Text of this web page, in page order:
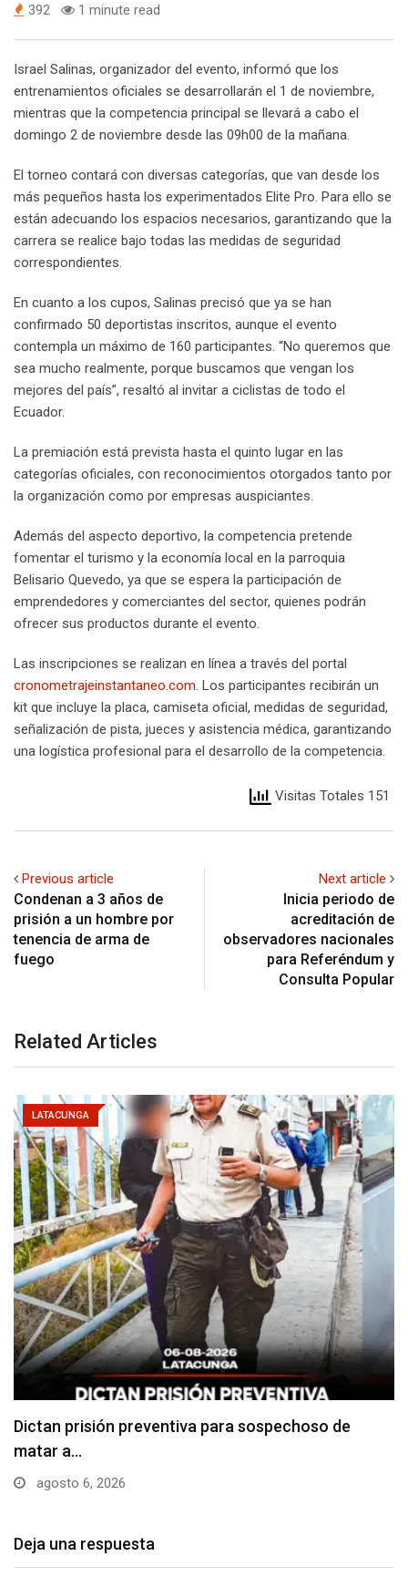
392 1 minute read
Israel Salinas, organizador del evento, informó que los
entrenamientos oficiales se desarrollarán el 1 de noviembre,
mientras que la competencia principal se llevará a cabo el
domingo 2 de noviembre desde las 09h00 de la mañana.
El torneo contará con diversas categorías, que van desde los
más pequeños hasta los experimentados Elite Pro. Para ello se
están adecuando los espacios necesarios, garantizando que la
carrera se realice bajo todas las medidas de seguridad
correspondientes.
En cuanto a los cupos, Salinas precisó que ya se han
confirmado 50 deportistas inscritos, aunque el evento
contempla un máximo de 160 participantes. “No queremos que
sea mucho realmente, porque buscamos que vengan los
mejores del país”, resaltó al invitar a ciclistas de todo el
Ecuador.
La premiación está prevista hasta el quinto lugar en las
categorías oficiales, con reconocimientos otorgados tanto por
la organización como por empresas auspiciantes.
Además del aspecto deportivo, la competencia pretende
fomentar el turismo y la economía local en la parroquia
Belisario Quevedo, ya que se espera la participación de
emprendedores y comerciantes del sector, quienes podrán
ofrecer sus productos durante el evento.
Las inscripciones se realizan en línea a través del portal
cronometrajeinstantaneo.com. Los participantes recibirán un
kit que incluye la placa, camiseta oficial, medidas de seguridad,
señalización de pista, jueces y asistencia médica, garantizando
una logística profesional para el desarrollo de la competencia.
Visitas Totales 151
Previous article
Condenan a 3 años de
prisión a un hombre por
tenencia de arma de
fuego
Next article
Inicia periodo de
acreditación de
observadores nacionales
para Referéndum y
Consulta Popular
Related Articles
LATACUNGA
Usuarios madrugan y hacen largas filas para
obtener…
agosto 6, 2026
Deja una respuesta